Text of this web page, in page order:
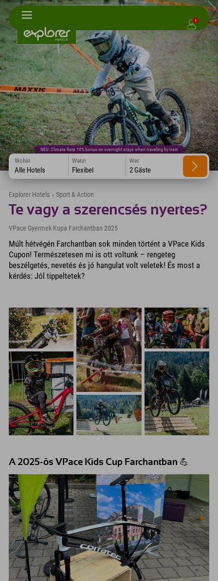
1
NEU: Climate Rate 10% bonus on overnight stays when traveling by train
Wohin
Alle Hotels
Wann
Flexibel
Wer
2 Gäste
Explorer Hotels › Sport & Action
Te vagy a szerencsés nyertes?
VPace Gyermek Kupa Farchantban 2025
Múlt hétvégén Farchantban sok minden történt a VPace Kids
Cupon! Természetesen mi is ott voltunk – rengeteg
beszélgetés, nevetés és jó hangulat volt veletek! És most a
kérdés: Jól tippeltetek?
A 2025-ös VPace Kids Cup Farchantban 💪